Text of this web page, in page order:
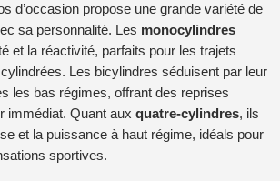
d’occasion propose une grande variété de
sa personnalité. Les monocylindres
et la réactivité, parfaits pour les trajets
Les bicylindres séduisent par leur
les bas régimes, offrant des reprises
immédiat. Quant aux quatre-cylindres, ils
et la puissance à haut régime, idéals pour
sportives.